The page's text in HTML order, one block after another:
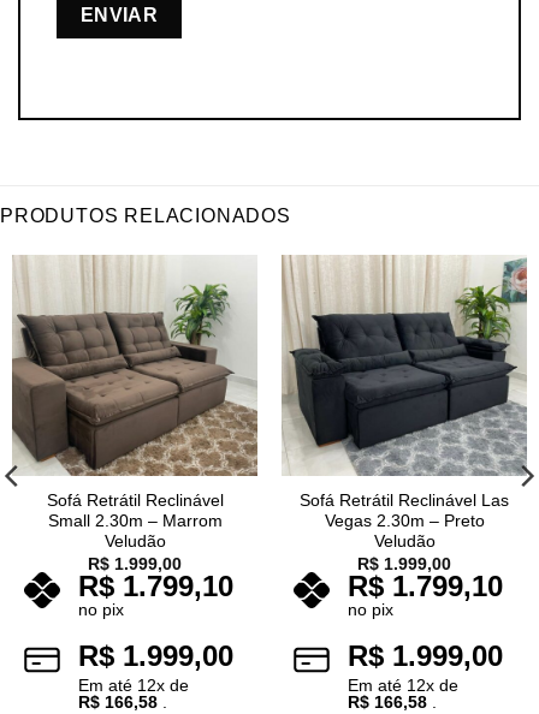
PRODUTOS RELACIONADOS
Sofá Retrátil Reclinável
Small 2.30m – Marrom
Veludão
R$ 1.999,00
R$1.799,10
no pix
R$1.999,00
Em até 12x de
R$166,58.
Sofá Retrátil Reclinável Las
Vegas 2.30m – Preto
Veludão
R$ 1.999,00
R$1.799,10
no pix
R$1.999,00
Em até 12x de
R$166,58.